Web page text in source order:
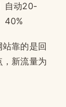
自动20-
40%
靠的是回
，新流量为